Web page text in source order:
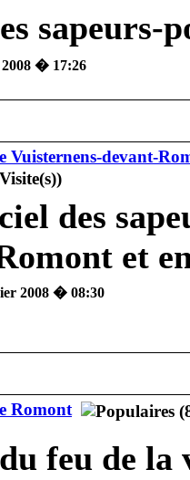
2008 � 17:26
Vuisternens-devant-
des
et
2008 � 08:30
Romont
feu de